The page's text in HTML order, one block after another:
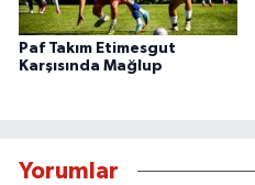
Paf Takım Etimesgut
Karşısında Mağlup
Yorumlar